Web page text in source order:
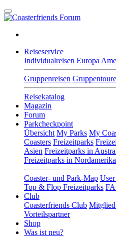
Reiseservice
Individualreisen Europa
Gruppenreisen
Reisekatalog
Magazin
Forum
Parkcheckpoint
Übersicht My Parks My
Coasters Freizeitparks
Asien Freizeitparks in
Freizeitparks in Nordamerika
Coaster- und Park-Map
Top & Flop Freizeitparks
Club
Coasterfriends Club
Vorteilspartner
Shop
Was ist neu?